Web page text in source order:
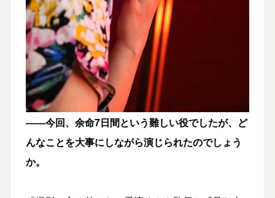
――今回、余命7日間という難しい役でしたが、ど
んなことを大事にしながら演じられたのでしょう
か。